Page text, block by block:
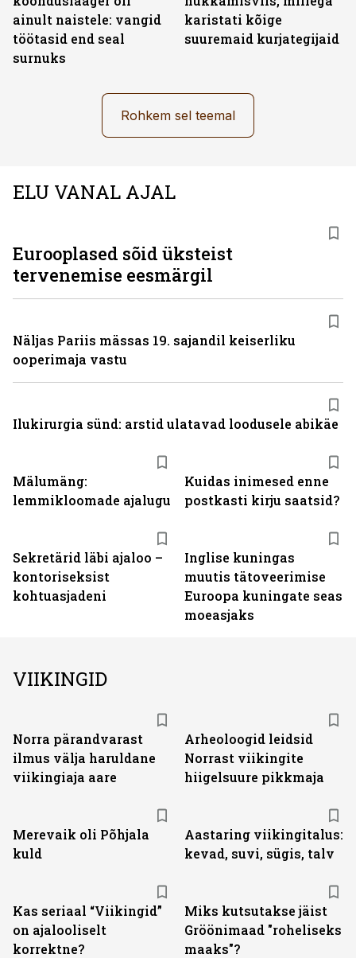
ainult naistele: vangid
töötasid end seal
surnuks
karistati kõige
suuremaid kurjategijaid
Rohkem sel teemal
ELU VANAL AJAL
Mälumäng:
lemmikloomade ajalugu
Kuidas inimesed enne
postkasti kirju saatsid?
Sekretärid läbi ajaloo –
kontoriseksist
kohtuasjadeni
Inglise kuningas
muutis tätoveerimise
Euroopa kuningate seas
moeasjaks
Eurooplased sõid üksteist
tervenemise eesmärgil
Näljas Pariis mässas 19. sajandil keiserliku
ooperimaja vastu
Ilukirurgia sünd: arstid ulatavad loodusele abikäe
VIIKINGID
Norra pärandvarast
ilmus välja haruldane
viikingiaja aare
Arheoloogid leidsid
Norrast viikingite
hiigelsuure pikkmaja
Merevaik oli Põhjala
kuld
Aastaring viikingitalus:
kevad, suvi, sügis, talv
Kas seriaal “Viikingid”
on ajalooliselt
korrektne?
Miks kutsutakse jäist
Gröönimaad "roheliseks
maaks"?